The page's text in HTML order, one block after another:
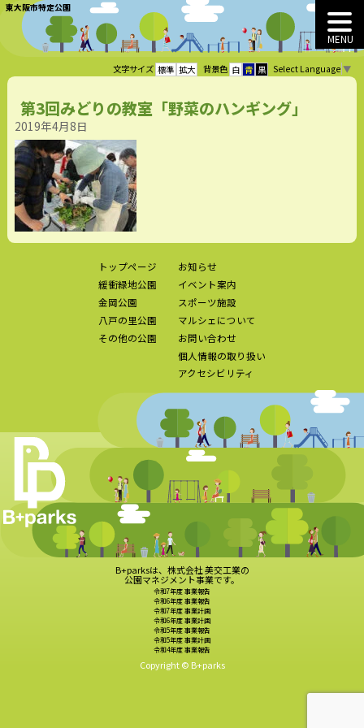
東大阪市特定公園
MENU
文字サイズ 標準 拡大 背景色 白 青 黒 Select Language ▼
第3回みどりの教室「野菜のハンギング」
2019年4月8日
トップページ
緩衝緑地公園
金岡公園
八戸の里公園
その他の公園
お知らせ
イベント案内
スポーツ施設
マルシェについて
お問い合わせ
個人情報の取り扱い
アクセシビリティ
B+parksは、株式会社 美交工業の
公園マネジメント事業です。
令和7年度 事業報告
令和6年度 事業報告
令和7年度 事業計画
令和6年度 事業計画
令和5年度 事業報告
令和5年度 事業計画
令和4年度 事業報告
Copyright © B+parks